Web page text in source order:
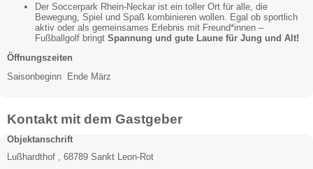
Der Soccerpark Rhein-Neckar ist ein toller Ort für alle, die
Bewegung, Spiel und Spaß kombinieren wollen. Egal ob sportlich
aktiv oder als gemeinsames Erlebnis mit Freund*innen –
Fußballgolf bringt Spannung und gute Laune für Jung und Alt!
Öffnungszeiten
Saisonbeginn Ende März
Kontakt mit dem Gastgeber
Objektanschrift
Lußhardthof , 68789 Sankt Leon-Rot